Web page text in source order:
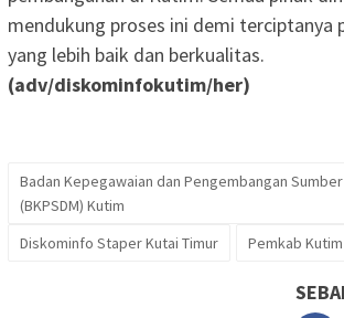
mendukung proses ini demi terciptanya
yang lebih baik dan berkualitas.
(adv/diskominfokutim/her)
Badan Kepegawaian dan Pengembangan Sumber
(BKPSDM) Kutim
Diskominfo Staper Kutai Timur
Pemkab Kutim